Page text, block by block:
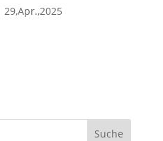
29,Apr.,2025
Suche